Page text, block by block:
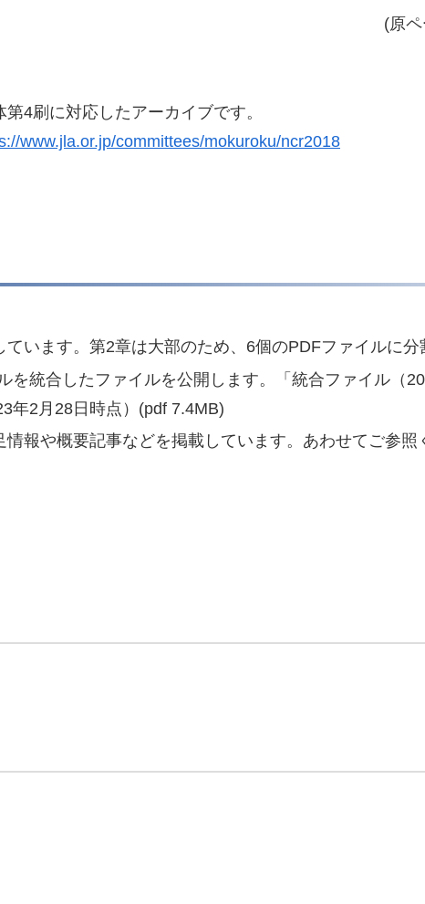
(原
4刷に対応したアーカイブです。
www.jla.or.jp/committees/mokuroku/ncr2018
います。第2章は大部のため、6個のPDFファイルに分
を統合したファイルを公開します。「統合ファイル（
年2月28日時点）(pdf 7.4MB)
情報や概要記事などを掲載しています。あわせてご参照